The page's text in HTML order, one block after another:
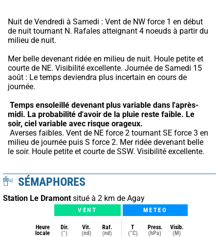
Nuit de Vendredi à Samedi : Vent de NW force 1 en début
de nuit tournant N. Rafales atteignant 4 noeuds à partir du
milieu de nuit.
Mer belle devenant ridée en milieu de nuit. Houle petite et
courte de NE. Visibilité excellente. Journée de Samedi 15
août : Le temps deviendra plus incertain en cours de
journée.
Temps ensoleillé devenant plus variable dans l'après-
midi. La probabilité d'avoir de la pluie reste faible. Le
soir, ciel variable avec risque orageux.
milieu de journée puis S force 2. Mer ridée devenant belle
le soir. Houle petite et courte de SSW. Visibilité excellente.
SÉMAPHORES
Station Le Dramont situé à 2 km de Agay
VENT METEO
Heure
locale
Dir.
(°)
Vit.
(nd)
Raf.
(nd)
T
(°C)
Press.
(hPa)
Visib.
(M)